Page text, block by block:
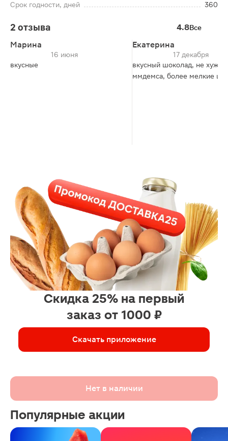
Срок годности, дней 360
2 отзыва 4.8Все
Марина
16 июня
вкусные
Екатерина
17 декабря
вкусный шоколад, не хуже
ммдемса, более мелкие
Скидка 25% на первый
заказ от 1000 ₽
Скачать приложение
Нет в наличии
Популярные акции